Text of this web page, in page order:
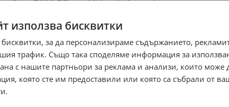
DUNLOP
за
на
€ / 32.27 лв.
Микрофибърна къпра
автомобил Dunlop -
аромат Океан
4.99 € / 9.76 лв.
използва бисквитки
за да персонализираме съдържанието,
трафик. Също така споделяме информация за
с нашите партньори за реклама и анализи, които може
която сте им предоставили или която са събрали от